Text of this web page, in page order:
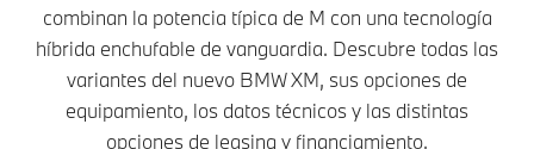
combinan la potencia típica de M con una tecnología
híbrida enchufable de vanguardia. Descubre todas las
variantes del nuevo BMW XM, sus opciones de
equipamiento, los datos técnicos y las distintas
opciones de leasing y financiamiento.